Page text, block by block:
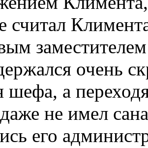
считал
очень
шефа, а
не имел
его